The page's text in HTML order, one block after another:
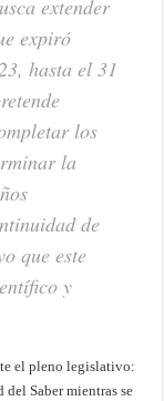
extender
expiró
hasta el 31
los
la
de
que este
y
el pleno legislativo:
Saber mientras se